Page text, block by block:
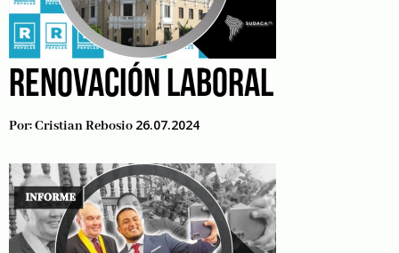
RENOVACIÓN LABORAL
Por:Cristian Rebosio 26.07.2024